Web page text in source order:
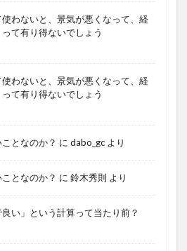
使わないと、景気が悪くなって、経
て有り得ないでしょう
使わないと、景気が悪くなって、経
て有り得ないでしょう
ことなのか？ に dabo_gc より
ことなのか？ に 鈴木秀則 より
い」という計算って当たり前？